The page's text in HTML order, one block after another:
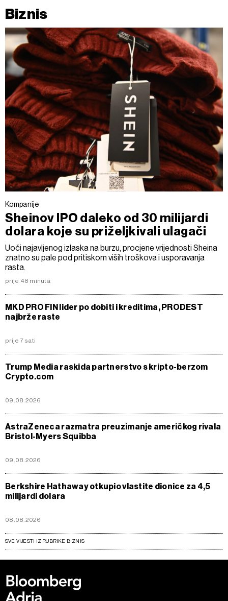
Biznis
Kompanije
Sheinov IPO daleko od 30 milijardi
dolara koje su priželjkivali ulagači
Uoči najavljenog izlaska na burzu, procjene vrijednosti Sheina
znatno su pale pod pritiskom viših troškova i usporavanja
rasta.
prije 48 minuta
MKD PRO FIN lider po dobiti i kreditima, PRODEST
najbrže raste
prije 7 sati
Trump Media raskida partnerstvo s kripto-berzom
Crypto.com
09.08.2026
AstraZeneca razmatra preuzimanje američkog rivala
Bristol-Myers Squibba
09.08.2026
Berkshire Hathaway otkupio vlastite dionice za 4,5
milijardi dolara
08.08.2026
SVE VIJESTI IZ RUBRIKE BIZNIS